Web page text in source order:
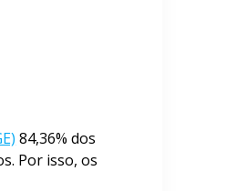
84,36% dos
Por isso, os